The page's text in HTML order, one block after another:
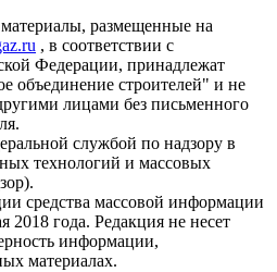
размещенные на
, в соответствии с
Федерации, принадлежат
объединение строителей" и не
лицами без письменного
службой по надзору в
технологий и массовых
средства массовой информации
года. Редакция не несет
информации,
материалах.